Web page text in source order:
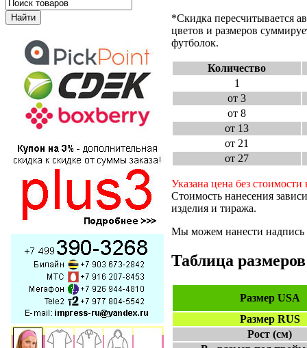
*Скидка пересчитывается
цветов и размеров
футболок.
Количество
1
от 3
от 8
от 13
от 21
от 27
Указана цена без стоимости
Стоимость нанесения
изделия и тиража.
Мы можем нанести надпись
Таблица
Размер USA
Размер RUS
Рост (см)